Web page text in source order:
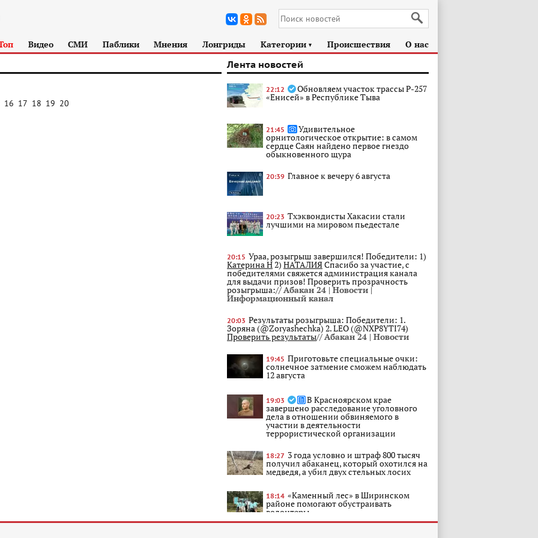
Видео СМИ Паблики Мнения Лонгриды Категории ► Происшествия О нас
16 17 18 19 20
Лента новостей
22:12 Обновляем участок трассы Р-257
«Енисей» в Республике Тыва
21:45 Удивительное
орнитологическое открытие: в самом
сердце Саян найдено первое гнездо
обыкновенного щура
20:39 Главное к вечеру 6 августа
20:23 Тхэквондисты Хакасии стали
лучшими на мировом пьедестале
20:15 Ураа, розыгрыш завершился! Победители: 1)
Катерина Н2) НАТАЛИЯСпасибо за участие, с
победителями свяжется администрация канала
для выдачи призов! Проверить прозрачность
розыгрыша://Абакан 24 | Новости |
Информационный канал
20:03 Результаты розыгрыша: Победители: 1.
Зоряна (@Zoryashechka) 2. LEO (@NXP8YTI74)
Проверить результаты//Абакан 24 | Новости
19:45 Приготовьте специальные очки:
солнечное затмение сможем наблюдать
12 августа
19:03 В Красноярском крае
завершено расследование уголовного
дела в отношении обвиняемого в
участии в деятельности
террористической организации
18:27 3 года условно и штраф 800 тысяч
получил абаканец, который охотился на
медведя, а убил двух стельных лосих
18:14 «Каменный лес» в Ширинском
районе помогают обустраивать
волонтеры